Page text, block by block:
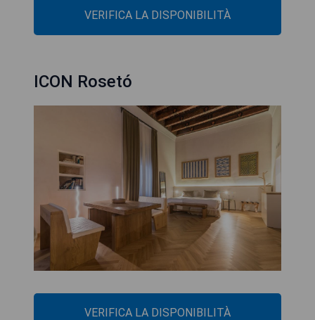
VERIFICA LA DISPONIBILITÀ
ICON Rosetó
VERIFICA LA DISPONIBILITÀ